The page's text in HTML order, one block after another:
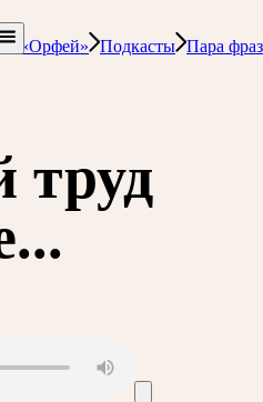
«Орфей»
Подкасты Пара фраз
труд